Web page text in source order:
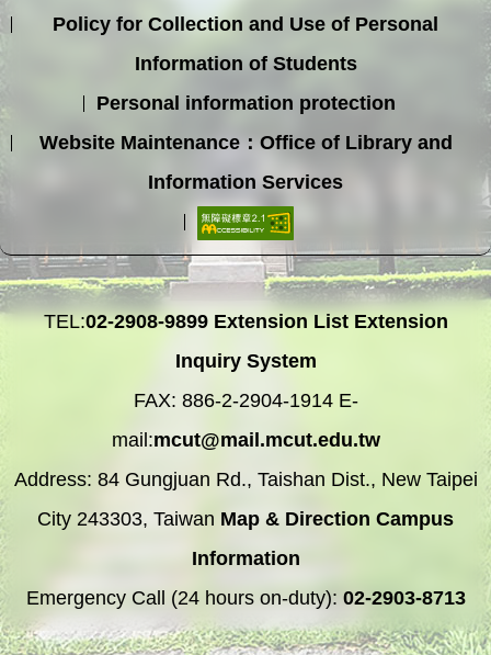
Policy for Collection and Use of Personal
Information of Students
Personal information protection
Website Maintenance：Office of Library and
Information Services
TEL:02-2908-9899 Extension List Extension
Inquiry System
FAX: 886-2-2904-1914 E-
mail:mcut@mail.mcut.edu.tw
Address: 84 Gungjuan Rd., Taishan Dist., New Taipei
City 243303, Taiwan Map & Direction Campus
Information
Emergency Call (24 hours on-duty): 02-2903-8713